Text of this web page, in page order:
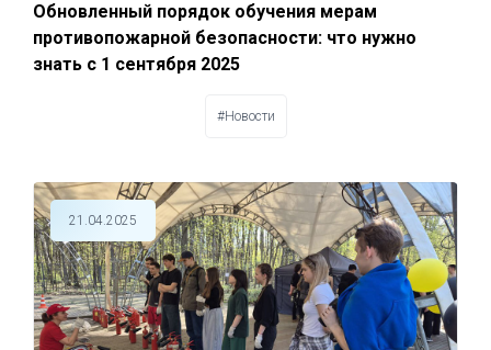
Обновленный порядок обучения мерам
противопожарной безопасности: что нужно
знать с 1 сентября 2025
#Новости
21.04.2025